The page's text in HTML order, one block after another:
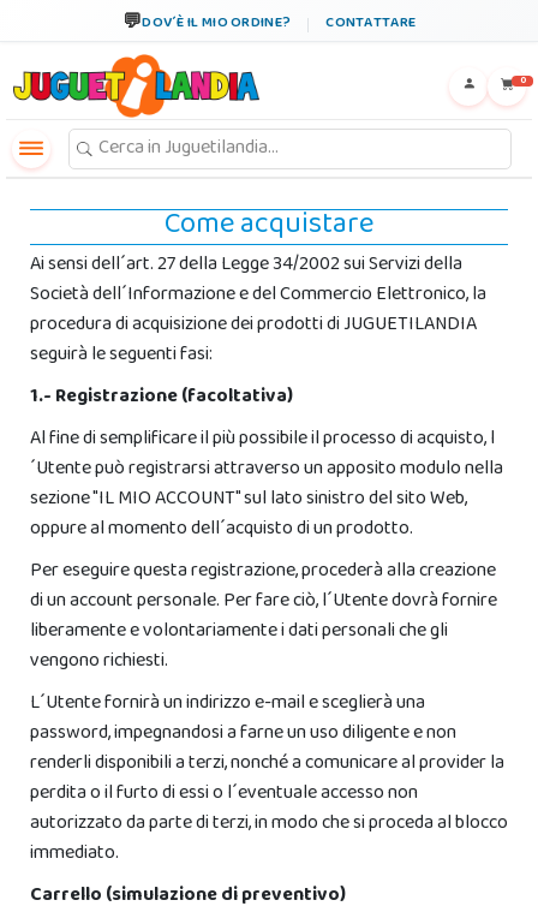
DOV´È IL MIO ORDINE? CONTATTARE
0
Come acquistare
Ai sensi dell´art. 27 della Legge 34/2002 sui Servizi della
Società dell´Informazione e del Commercio Elettronico, la
procedura di acquisizione dei prodotti di JUGUETILANDIA
seguirà le seguenti fasi:
1.- Registrazione (facoltativa)
Al fine di semplificare il più possibile il processo di acquisto, l
´Utente può registrarsi attraverso un apposito modulo nella
sezione "IL MIO ACCOUNT" sul lato sinistro del sito Web,
oppure al momento dell´acquisto di un prodotto.
Per eseguire questa registrazione, procederà alla creazione
di un account personale. Per fare ciò, l´Utente dovrà fornire
liberamente e volontariamente i dati personali che gli
vengono richiesti.
L´Utente fornirà un indirizzo e-mail e sceglierà una
password, impegnandosi a farne un uso diligente e non
renderli disponibili a terzi, nonché a comunicare al provider la
perdita o il furto di essi o l´eventuale accesso non
autorizzato da parte di terzi, in modo che si proceda al blocco
immediato.
Carrello (simulazione di preventivo)